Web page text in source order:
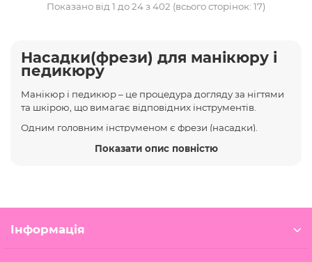
Показано від 1 до 24 з 402 (всього сторінок: 17)
Насадки(фрези) для манікюру і
педикюру
Манікюр і педикюр – це процедура догляду за нігтями
та шкірою, що вимагає відповідних інструментів.
Одним головним інструменом є фрези (насадки).
Зараз наявність різноманітних типів фрез дозволяє
обробка кутикули
Показати опис повністю
Показати опис повністю
Інформація